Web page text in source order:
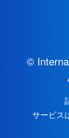
©
サービス